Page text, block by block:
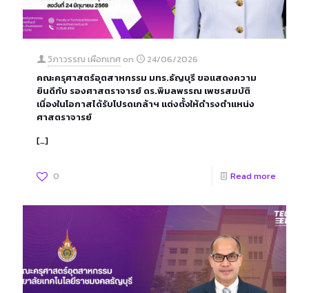
วิภาวรรณ เผือกเทศ on
24/06/2026
คณะครุศาสตร์อุตสาหกรรม มทร.ธัญบุรี ขอแสดงความ
ยินดีกับ รองศาสตราจารย์ ดร.พิมลพรรณ เพชรสมบัติ
เนื่องในโอกาสได้รับโปรดเกล้าฯ แต่งตั้งให้ดำรงตำแหน่ง
ศาสตราจารย์
[…]
0 Read more